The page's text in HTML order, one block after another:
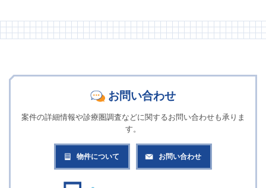
お問い合わせ
案件の詳細情報や診療圏調査などに関するお問い合わせも承りま
す。
物件について お問い合わせ